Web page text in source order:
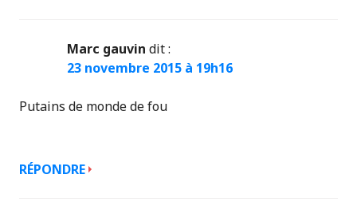
Marc gauvin dit :
23 novembre 2015 à 19h16
Putains de monde de fou
RÉPONDRE